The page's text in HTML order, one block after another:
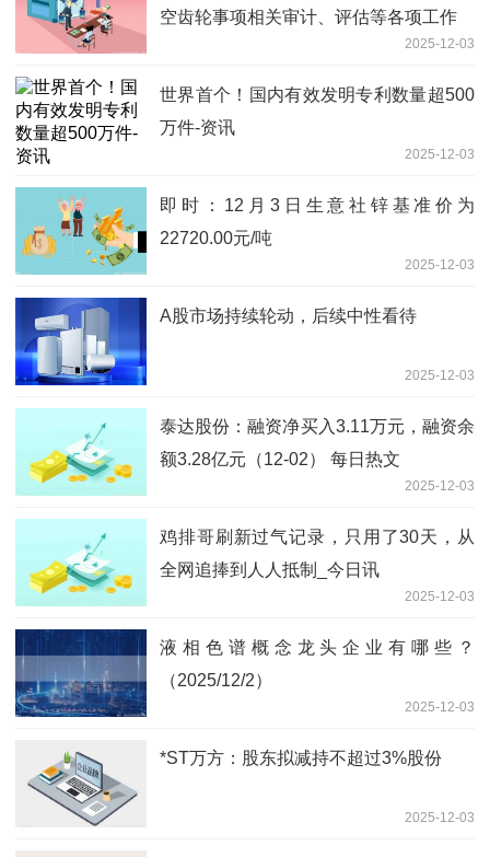
空齿轮事项相关审计、评估等各项工作
2025-12-03
世界首个！国内有效发明专利数量超500
万件-资讯
2025-12-03
即时：12月3日生意社锌基准价为
22720.00元/吨
2025-12-03
A股市场持续轮动，后续中性看待
2025-12-03
泰达股份：融资净买入3.11万元，融资余
额3.28亿元（12-02） 每日热文
2025-12-03
鸡排哥刷新过气记录，只用了30天，从
全网追捧到人人抵制_今日讯
2025-12-03
液相色谱概念龙头企业有哪些？
（2025/12/2）
2025-12-03
*ST万方：股东拟减持不超过3%股份
2025-12-03